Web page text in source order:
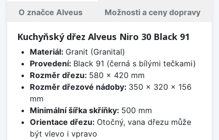
O značce Alveus Možnosti a ceny dopravy
Kuchyňský dřez Alveus Niro 30 Black 91
Materiál: Granit (Granital)
Provedení: Black 91 (černá s bílými tečkami)
Rozměr dřezu: 580 x 420 mm
Rozměr dřezové nádoby: 350 x 320 x 156
mm
Minimální šířka skříňky: 500 mm
Orientace dřezu: Otočný, vana dřezu může
být vlevo i vpravo